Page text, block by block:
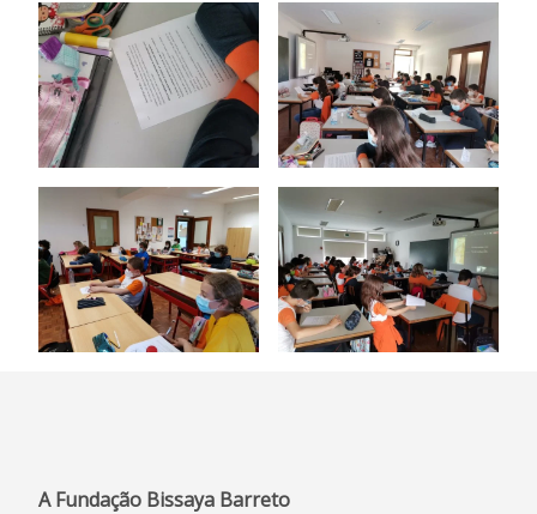
A Fundação Bissaya Barreto